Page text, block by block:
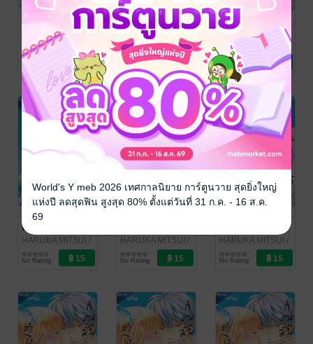
ทำไงได้ ก็คน
มันรักไปแล้ว
ตอน 34
HARUKA MITSUI
Bongkoch
Publishing
การ์ตูนรายตอน
No Rating
ทำไงได้ ก็คน
มันรักไปแล้ว
ตอน 33
HARUKA MITSUI/
Bongkoch
Publishing
การ์ตูนรายตอน
No Rating
ทำไงได้ ก็คน
มันรักไปแล้ว
ตอน 32 + ตอน
พิเศษ
HARUKA MITSUI
/
Bongkoch
Publishing
การ์ตูนรายตอน
No Rating
ทำไงได้ ก็คน
มันรักไปแล้ว
ตอน 31
HARUKA MITSUI /
Bongkoch
Publishing
การ์ตูนรายตอน
No Rating
ตอน 30
HARUKA MITSUI /
Bongkoch
Publishing
การ์ตูนรายตอน
No Rating
ตอน 29
HARUKA MITSUI /
Bongkoch
Publishing
การ์ตูนรายตอน
No Rating
World's Y meb 2026 เทศกาลนิยาย การ์ตูนวาย สุดยิ่งใหญ่
แห่งปี ลดสุดฟิน สูงสุด 80% ตั้งแต่วันที่ 31 ก.ค. - 16 ส.ค.
69